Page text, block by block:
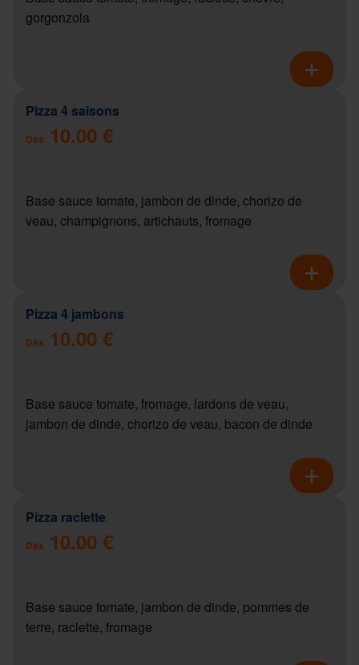
gorgonzola
Pizza 4 saisons
Dès 10.00 €
Base sauce tomate, jambon de dinde, chorizo de
veau, champignons, artichauts, fromage
Pizza 4 jambons
Dès 10.00 €
Base sauce tomate, fromage, lardons de veau,
jambon de dinde, chorizo de veau, bacon de dinde
Pizza raclette
Dès 10.00 €
Base sauce tomate, jambon de dinde, pommes de
terre, raclette, fromage